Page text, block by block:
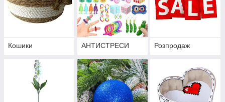
Кошики АНТИСТРЕСИ Розпродаж